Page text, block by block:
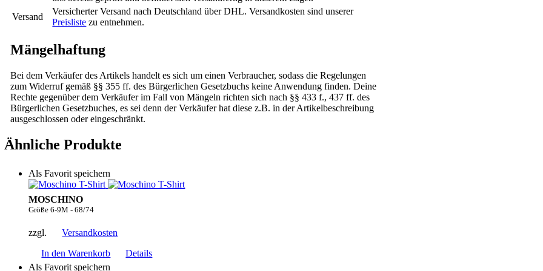
Versand
Versicherter Versand nach Deutschland über DHL. Versandkosten sind unserer
Preisliste zu entnehmen.
Mängelhaftung
Bei dem Verkäufer des Artikels handelt es sich um einen Verbraucher, sodass die Regelungen
zum Widerruf gemäß §§ 355 ff. des Bürgerlichen Gesetzbuchs keine Anwendung finden. Deine
Rechte gegenüber dem Verkäufer im Fall von Mängeln richten sich nach §§ 433 f., 437 ff. des
Bürgerlichen Gesetzbuches, es sei denn der Verkäufer hat diese z.B. in der Artikelbeschreibung
ausgeschlossen oder eingeschränkt.
Ähnliche Produkte
Als Favorit speichern
MOSCHINO
Größe 6-9M - 68/74
zzgl.
Versandkosten
In den Warenkorb
Details
Als Favorit speichern